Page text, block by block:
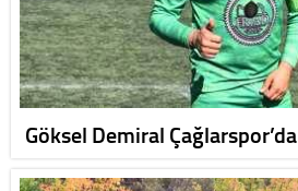
Göksel Demiral Çağlarspor’da